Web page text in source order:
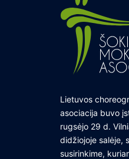
Lietuvos
asociacija buvo
rugsėjo 29 d.
didžiojoje salėje,
susirinkime,